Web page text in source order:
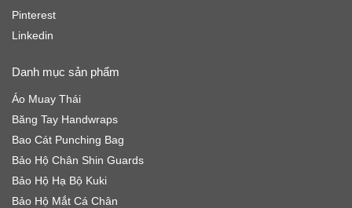
Pinterest
Linkedin
Danh mục sản phẩm
Áo Muay Thái
Băng Tay Handwraps
Bao Cát Punching Bag
Bảo Hộ Chân Shin Guards
Bảo Hộ Hạ Bộ Kuki
Bảo Hộ Mắt Cá Chân